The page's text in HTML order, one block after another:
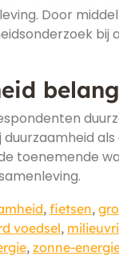
Door
bij
toenemende
, fietsen,
voedsel,
, zonne-